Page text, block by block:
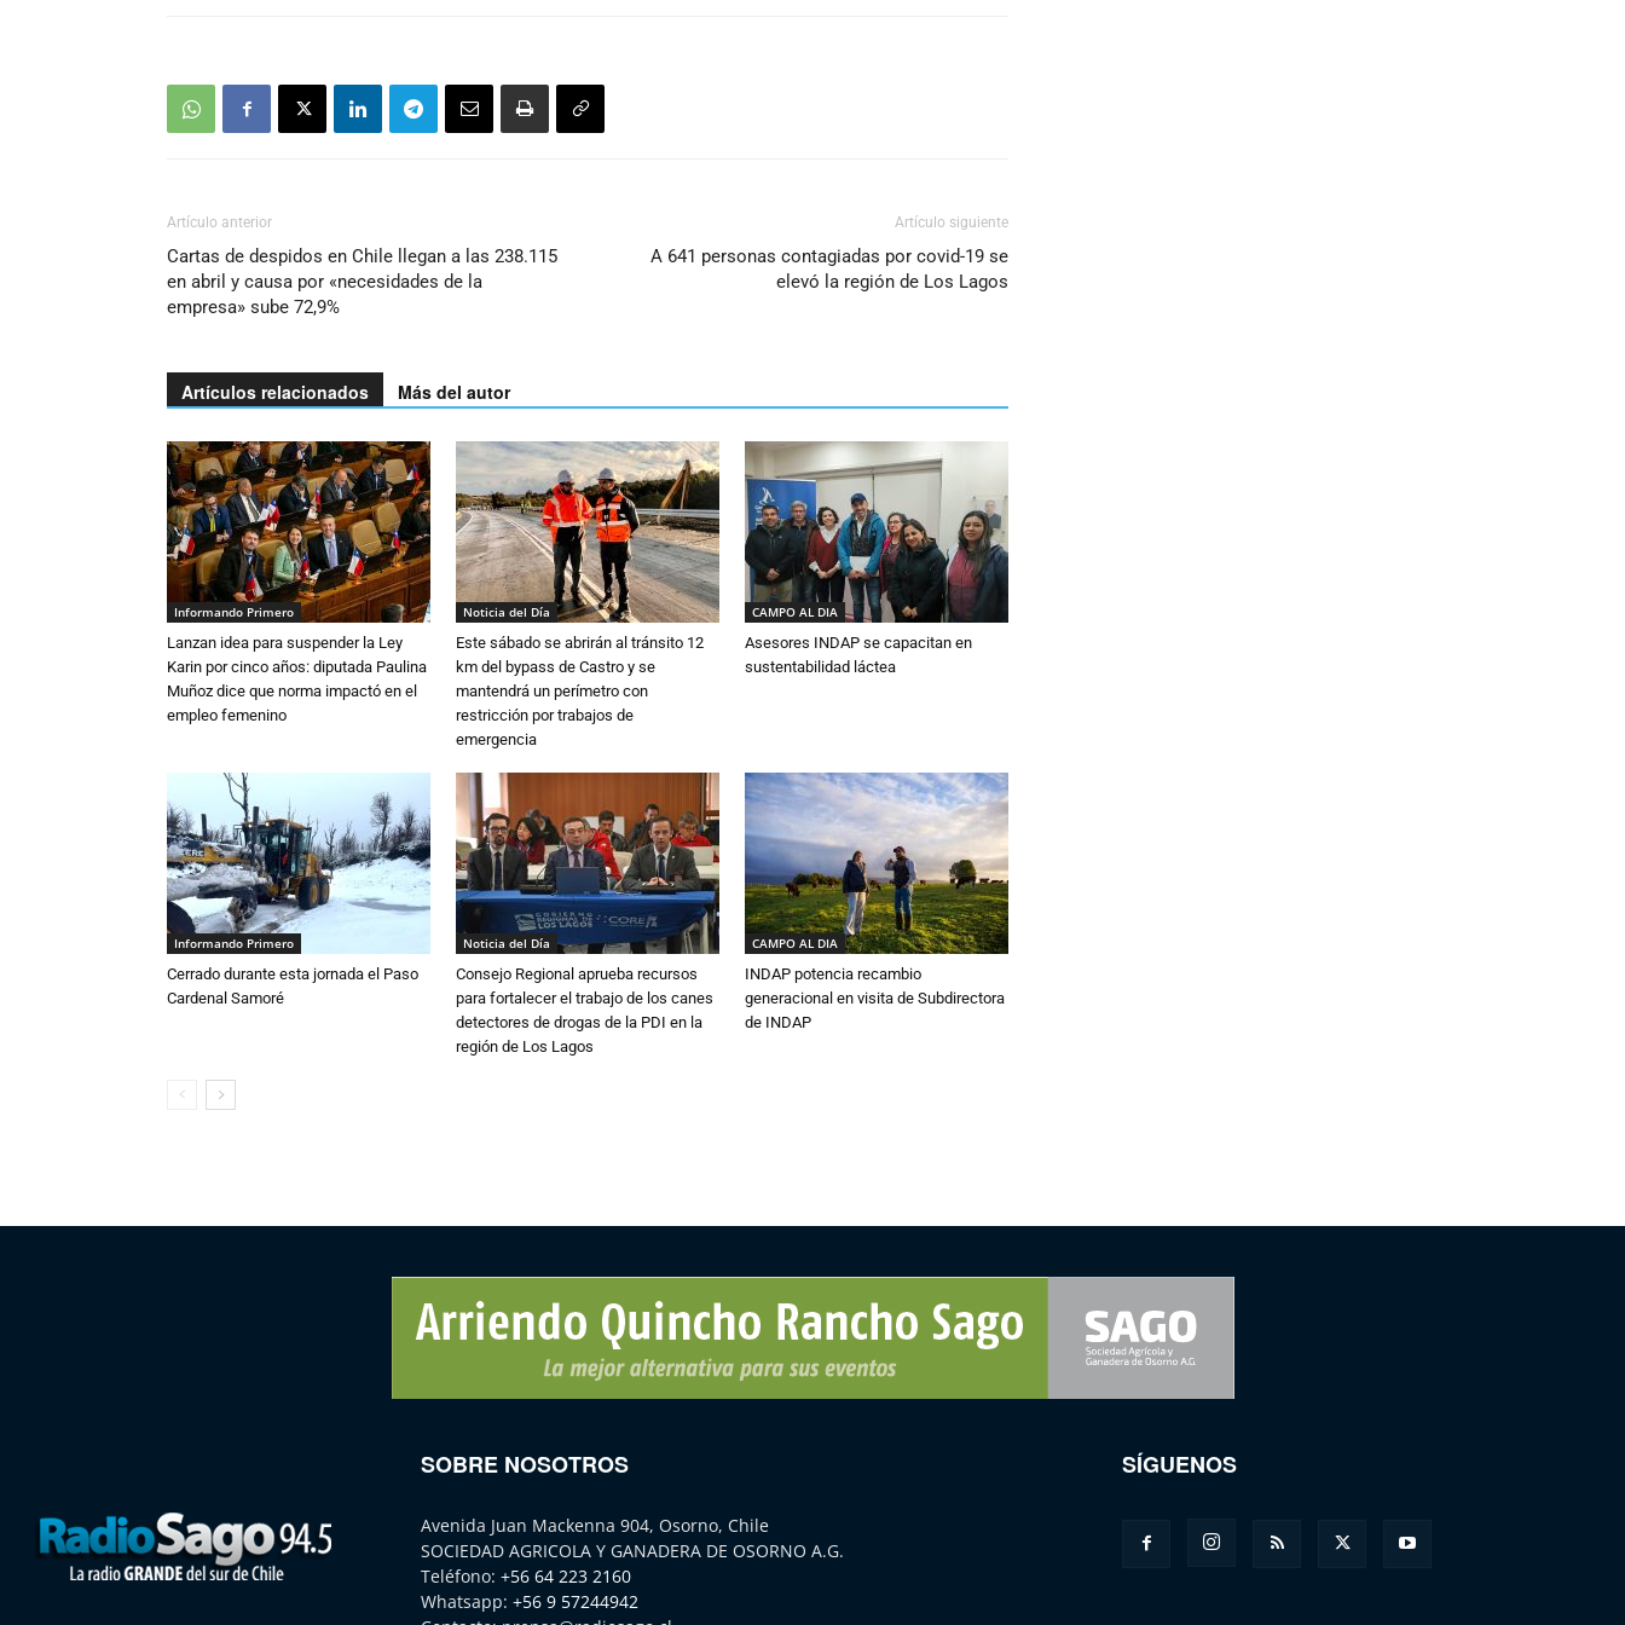
Artículo anterior
Cartas de despidos en Chile llegan a las 238.115
en abril y causa por «necesidades de la
empresa» sube 72,9%
Artículo siguiente
A 641 personas contagiadas por covid-19 se
elevó la región de Los Lagos
Artículos relacionados Más del autor
Informando Primero
Lanzan idea para suspender la Ley
Karin por cinco años: diputada Paulina
Muñoz dice que norma impactó en el
empleo femenino
Noticia del Día
Este sábado se abrirán al tránsito 12
km del bypass de Castro y se
mantendrá un perímetro con
restricción por trabajos de
emergencia
CAMPO AL DIA
Asesores INDAP se capacitan en
sustentabilidad láctea
Informando Primero
Cerrado durante esta jornada el Paso
Cardenal Samoré
Noticia del Día
Consejo Regional aprueba recursos
para fortalecer el trabajo de los canes
detectores de drogas de la PDI en la
región de Los Lagos
CAMPO AL DIA
INDAP potencia recambio
generacional en visita de Subdirectora
de INDAP
SOBRE NOSOTROS
Avenida Juan Mackenna 904, Osorno, Chile
SOCIEDAD AGRICOLA Y GANADERA DE OSORNO A.G.
Teléfono: +56 64 223 2160
Whatsapp: +56 9 57244942
SÍGUENOS